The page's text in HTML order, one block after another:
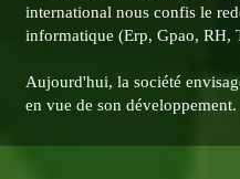
international nous confis le
informatique (Erp, Gpao, RH,
Aujourd'hui, la société
en vue de son développement.